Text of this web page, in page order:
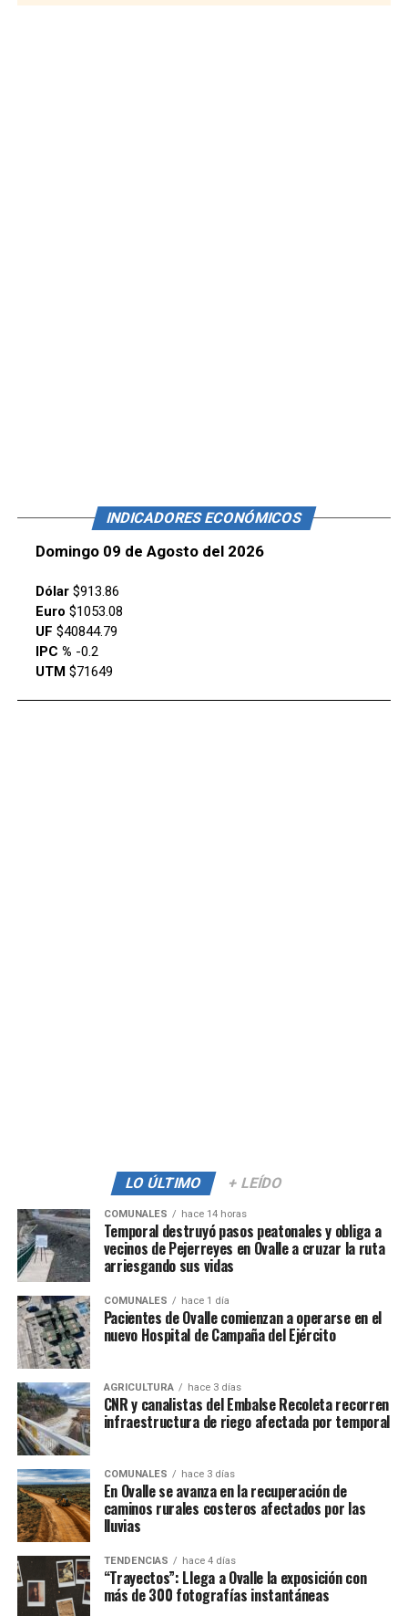
INDICADORES ECONÓMICOS
Domingo 09 de Agosto del 2026
Dólar$913.86
Euro $1053.08
UF $40844.79
IPC % -0.2
UTM$71649
LO ÚLTIMO + LEÍDO
COMUNALES hace 14 horas
Temporal destruyó pasos peatonales y obliga a
vecinos de Pejerreyes en Ovalle a cruzar la ruta
arriesgando sus vidas
COMUNALES hace 1 día
Pacientes de Ovalle comienzan a operarse en el
nuevo Hospital de Campaña del Ejército
AGRICULTURA hace 3 días
CNR y canalistas del Embalse Recoleta recorren
infraestructura de riego afectada por temporal
COMUNALES hace 3 días
En Ovalle se avanza en la recuperación de
caminos rurales costeros afectados por las
lluvias
TENDENCIAS hace 4 días
“Trayectos”: Llega a Ovalle la exposición con
más de 300 fotografías instantáneas